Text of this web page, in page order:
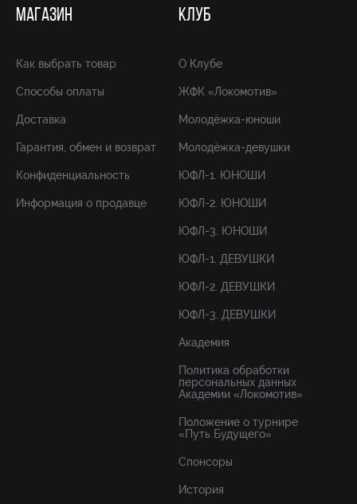
МАГАЗИН
Как выбрать товар
Способы оплаты
Доставка
Гарантия, обмен и возврат
Конфиденциальность
Информация о продавце
КЛУБ
О Клубе
ЖФК «Локомотив»
Молодёжка-юноши
Молодёжка-девушки
ЮФЛ-1. ЮНОШИ
ЮФЛ-2. ЮНОШИ
ЮФЛ-3. ЮНОШИ
ЮФЛ-1. ДЕВУШКИ
ЮФЛ-2. ДЕВУШКИ
ЮФЛ-3. ДЕВУШКИ
Академия
Политика обработки
персональных данных
Академии «Локомотив»
Положение о турнире
«Путь Будущего»
Спонсоры
История